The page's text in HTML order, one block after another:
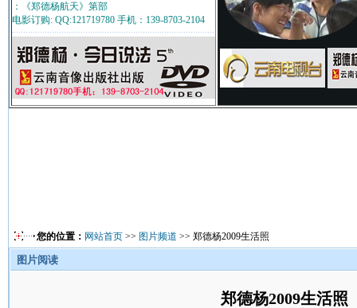
：《郑德杨航天》第部
电影订购: QQ:121719780 手机：139-8703-2104
您的位置： 网站首页 >> 图片频道 >> 郑德杨2009生活照
图片阅读
郑德杨2009生活照